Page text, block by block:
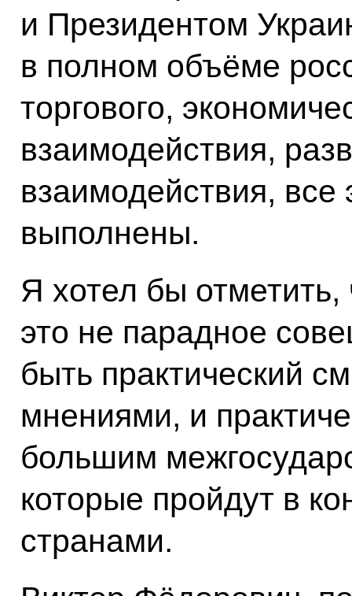
и Президентом
в полном объёме
торгового,
взаимодействия,
взаимодействия, все
выполнены.
Я хотел бы
это не парадное
быть практический
мнениями, и
большим
которые пройдут в
странами.